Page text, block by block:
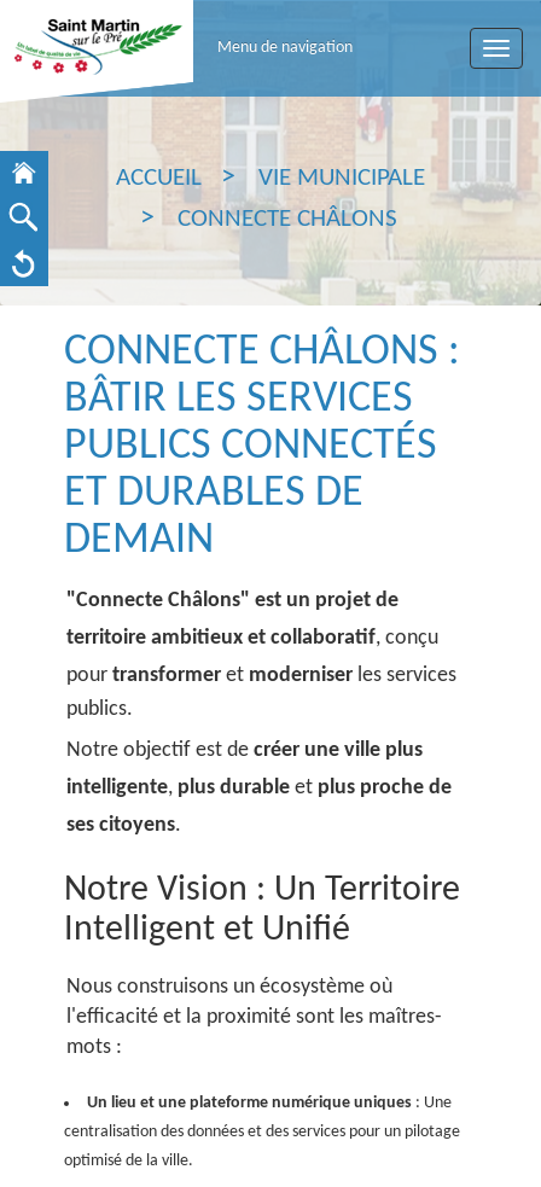
Toggle
Menu de navigation
ACCUEIL
VIE MUNICIPALE
CONNECTE CHÂLONS
CONNECTE CHÂLONS :
BÂTIR LES SERVICES
PUBLICS CONNECTÉS
ET DURABLES DE
DEMAIN
"Connecte Châlons" est un projet de
territoire ambitieux et collaboratif, conçu
pour transformer et moderniser les services
publics.
Notre objectif est de créer une ville plus
intelligente, plus durable et plus proche de
ses citoyens.
Notre Vision : Un Territoire
Intelligent et Unifié
Nous construisons un écosystème où
l'efficacité et la proximité sont les maîtres-
mots :
Un lieu et une plateforme numérique uniques : Une
centralisation des données et des services pour un pilotage
optimisé de la ville.